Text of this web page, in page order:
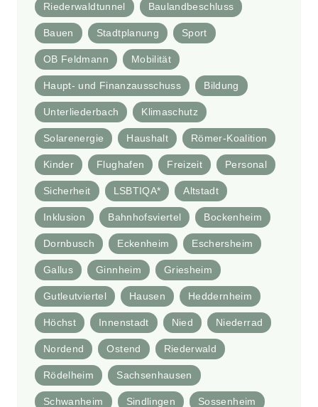
Riederwaldtunnel Baulandbeschluss
Bauen Stadtplanung Sport
OB Feldmann Mobilität
Haupt- und Finanzausschuss Bildung
Unterliederbach Klimaschutz
Solarenergie Haushalt Römer-Koalition
Kinder Flughafen Freizeit Personal
Sicherheit LSBTIQA* Altstadt
Inklusion Bahnhofsviertel Bockenheim
Dornbusch Eckenheim Eschersheim
Gallus Ginnheim Griesheim
Gutleutviertel Hausen Heddernheim
Höchst Innenstadt Nied Niederrad
Nordend Ostend Riederwald
Rödelheim Sachsenhausen
Schwanheim Sindlingen Sossenheim